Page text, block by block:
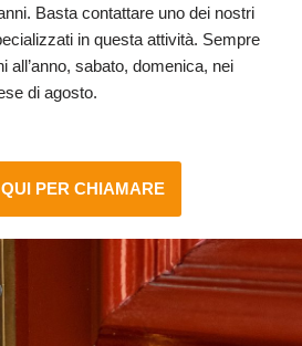
Basta contattare uno dei nostri
in questa attività. Sempre
all’anno, sabato, domenica, nei
di agosto.
PER CHIAMARE